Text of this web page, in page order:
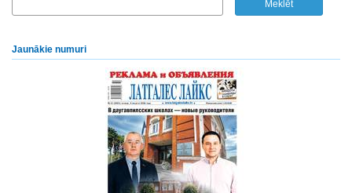
Jaunākie numuri